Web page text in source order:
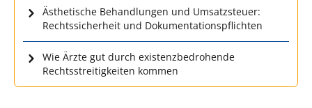
Ästhetische Behandlungen und Umsatzsteuer:
Rechtssicherheit und Dokumentationspflichten
Wie Ärzte gut durch existenzbedrohende
Rechtsstreitigkeiten kommen